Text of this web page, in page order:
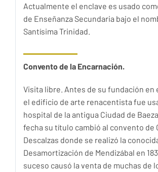
Actualmente el enclave es usado
de Enseñanza Secundaria bajo el
Santísima Trinidad.
Convento de la Encarnación.
Visita libre. Antes de su fundación en
el edificio de arte renacentista fue
hospital de la antigua Ciudad de
fecha su título cambió al convento de
Descalzas donde se realizó la
Desamortización de Mendizábal en
suceso causó la venta de muchas de